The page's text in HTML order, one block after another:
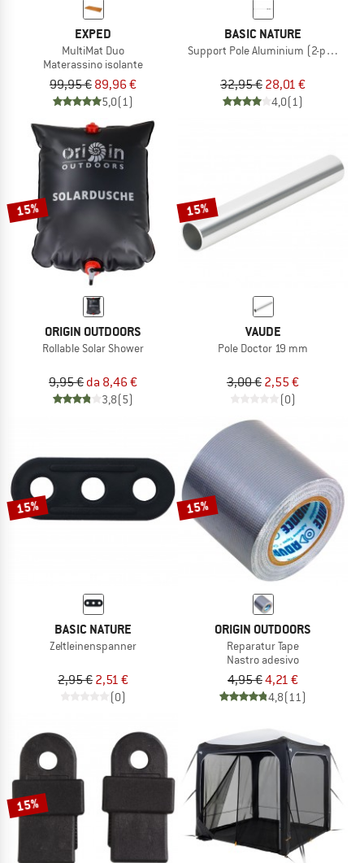
EXPED
MultiMat Duo
Materassino isolante
99,95 € 89,96 €
5,0(1)
BASIC NATURE
Support Pole Aluminium (2-pack)
32,95 € 28,01 €
4,0(1)
15%
ORIGIN OUTDOORS
Rollable Solar Shower
9,95 € da 8,46 €
3,8(5)
15%
VAUDE
Pole Doctor 19 mm
3,00 € 2,55 €
(0)
15%
BASIC NATURE
Zeltleinenspanner
2,95 € 2,51 €
(0)
15%
ORIGIN OUTDOORS
Reparatur Tape
Nastro adesivo
4,95 €4,21 €
4,8(11)
15%